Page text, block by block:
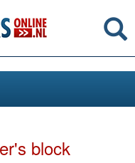
block